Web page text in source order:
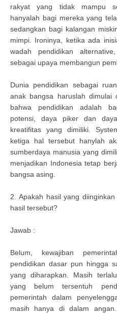
rakyat yang tidak mampu
hanyalah bagi mereka yang
sedangkan bagi kalangan
mimpi. Ironinya, ketika ada
wadah pendidikan
sebagai upaya membangun
Dunia pendidikan sebagai
anak bangsa haruslah dimulai
bahwa pendidikan adalah
potensi, daya piker dan
kreatifitas yang dimiliki.
ketiga hal tersebut hanylah
sumberdaya manusia yang
menjadikan Indonesia tetap
bangsa asing.
2. Apakah hasil yang
hasil tersebut?
Jawab :
Belum, kewajiban
pendidikan dasar pun hingga
yang diharapkan. Masih
yang belum tersentuh
pemerintah dalam
masih hanya di dalam